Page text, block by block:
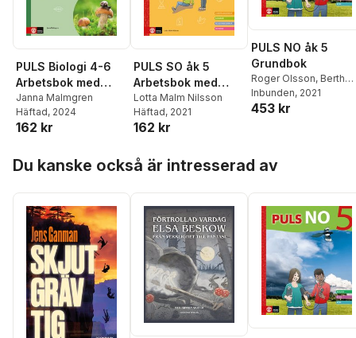
PULS Biologi 4-6
Arbetsbok med
elevwebb, fjärde
upplagan
Janna Malmgren
Häftad, 2024
162 kr
PULS SO åk 5
Arbetsbok med
elevwebb
Lotta Malm Nilsson
Häftad, 2021
162 kr
PULS NO åk 5
Grundbok
Roger Olsson, Berth
Belfrage,Staffan
Sjöberg,
Thapper
Inbunden, 2021
453 kr
Du kanske också är intresserad av